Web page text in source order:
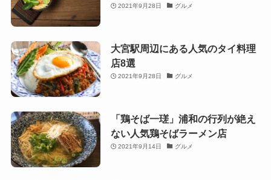
2021年9月28日 グルメ
大宮駅周辺にある人気のタイ料理
店8選
2021年9月28日 グルメ
「鶏そば一瑳」浦和の行列が絶え
ない人気鶏そばラーメン店
2021年9月14日 グルメ